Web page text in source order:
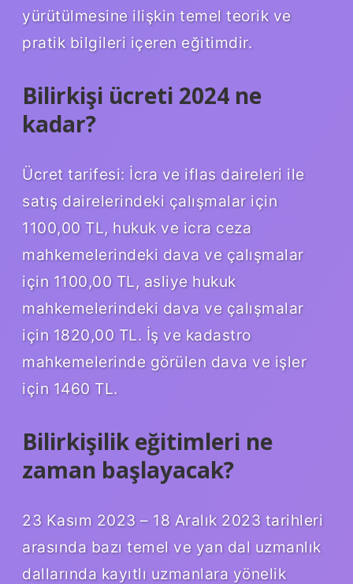
yürütülmesine ilişkin temel teorik ve
pratik bilgileri içeren eğitimdir.
Bilirkişi ücreti 2024 ne
kadar?
Ücret tarifesi: İcra ve iflas daireleri ile
satış dairelerindeki çalışmalar için
1100,00 TL, hukuk ve icra ceza
mahkemelerindeki dava ve çalışmalar
için 1100,00 TL, asliye hukuk
mahkemelerindeki dava ve çalışmalar
için 1820,00 TL. İş ve kadastro
mahkemelerinde görülen dava ve işler
için 1460 TL.
Bilirkişilik eğitimleri ne
zaman başlayacak?
23 Kasım 2023 – 18 Aralık 2023 tarihleri ​​
arasında bazı temel ve yan dal uzmanlık
dallarında kayıtlı uzmanlara yönelik